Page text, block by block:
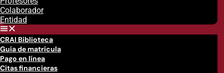
Colaborador
Entidad
CRAI Biblioteca
Guía de matrícula
Pago en línea
Citas financieras